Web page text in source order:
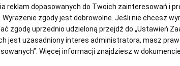
reklam dopasowanych do Twoich zainteresowań i
Wyrażenie zgody jest dobrowolne. Jeśli nie chcesz
zgodę uprzednio udzieloną przejdź do „Ustawień
jest uzasadniony interes administratora, masz
Więcej informacji znajdziesz w dokumencie